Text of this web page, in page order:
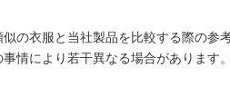
の衣服と当社製品を比較する際の参
情により若干異なる場合がありま